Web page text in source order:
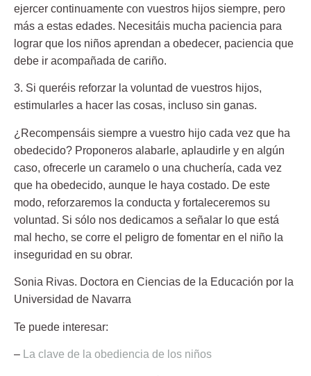
ejercer continuamente con vuestros hijos siempre, pero
más a estas edades. Necesitáis mucha paciencia para
lograr que los niños aprendan a obedecer, paciencia que
debe ir acompañada de cariño.
3. Si queréis reforzar la voluntad de vuestros hijos,
estimularles a hacer las cosas, incluso sin ganas.
¿Recompensáis siempre a vuestro hijo cada vez que ha
obedecido? Proponeros alabarle, aplaudirle y en algún
caso, ofrecerle un caramelo o una chuchería, cada vez
que ha obedecido, aunque le haya costado. De este
modo, reforzaremos la conducta y fortaleceremos su
voluntad. Si sólo nos dedicamos a señalar lo que está
mal hecho, se corre el peligro de fomentar en el niño la
inseguridad en su obrar.
Sonia Rivas. Doctora en Ciencias de la Educación por la
Universidad de Navarra
Te puede interesar:
– La clave de la obediencia de los niños